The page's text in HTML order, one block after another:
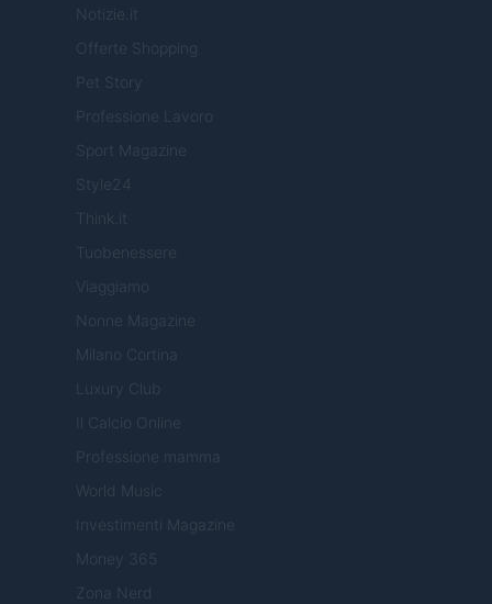
Notizie.it
Offerte Shopping
Pet Story
Professione Lavoro
Sport Magazine
Style24
Think.it
Tuobenessere
Viaggiamo
Nonne Magazine
Milano Cortina
Luxury Club
Il Calcio Online
Professione mamma
World Music
Investimenti Magazine
Money 365
Zona Nerd